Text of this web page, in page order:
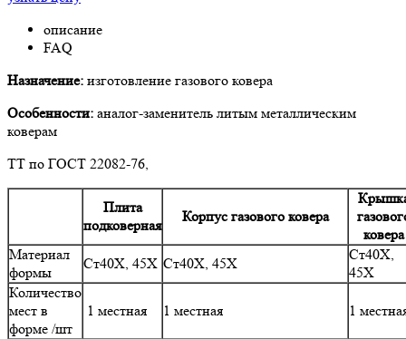
описание
FAQ
Назначение: изготовление газового ковера
Особенности: аналог-заменитель литым металлическим
коверам
ТТ по ГОСТ 22082-76,
Плита
подковерная
Корпус газового ковера
ковера
Материал
формы
Ст40Х, 45Х Ст40Х, 45Х
Ст40Х,
45Х
Количество
мест в
форме /шт
1 местная 1 местная 1